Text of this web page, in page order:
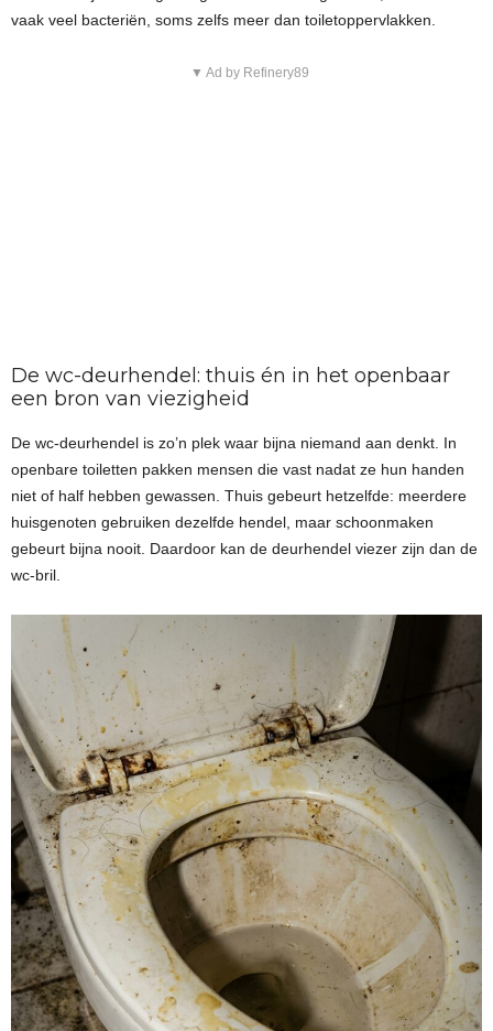
vaak veel bacteriën, soms zelfs meer dan toiletoppervlakken.
▼ Ad by Refinery89
De wc-deurhendel: thuis én in het openbaar
een bron van viezigheid
De wc-deurhendel is zo’n plek waar bijna niemand aan denkt. In
openbare toiletten pakken mensen die vast nadat ze hun handen
niet of half hebben gewassen. Thuis gebeurt hetzelfde: meerdere
huisgenoten gebruiken dezelfde hendel, maar schoonmaken
gebeurt bijna nooit. Daardoor kan de deurhendel viezer zijn dan de
wc-bril.